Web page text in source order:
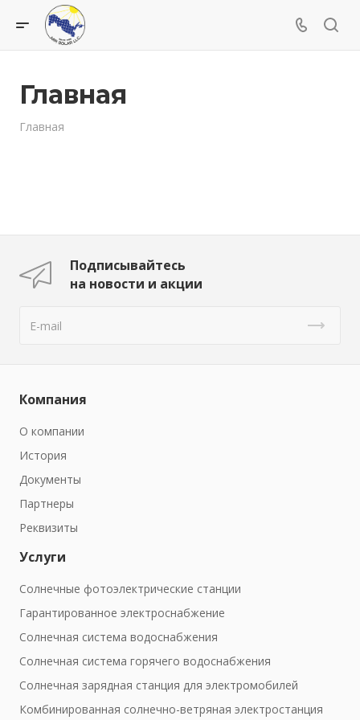
Главная
Главная
Подписывайтесь
на новости и акции
Компания
О компании
История
Документы
Партнеры
Реквизиты
Услуги
Солнечные фотоэлектрические станции
Гарантированное электроснабжение
Солнечная система водоснабжения
Солнечная система горячего водоснабжения
Солнечная зарядная станция для электромобилей
Комбинированная солнечно-ветряная электростанция